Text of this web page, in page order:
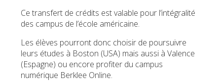
Ce transfert de crédits est valable pour l’intégralité
des campus de l’école américaine.
Les élèves pourront donc choisir de poursuivre
leurs études à Boston (USA) mais aussi à Valence
(Espagne) ou encore profiter du campus
numérique Berklee Online.